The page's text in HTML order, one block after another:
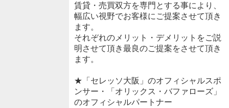
賃貸・売買双方を専門とする事により、
幅広い視野でお客様にご提案させて頂き
ます。
それぞれのメリット・デメリットをご説
明させて頂き最良のご提案をさせて頂き
ます。
★「セレッソ大阪」のオフィシャルスポ
ンサー・「オリックス・バファローズ」
のオフィシャルパートナー